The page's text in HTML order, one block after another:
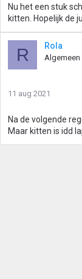
Nu het een stuk
kitten. Hopelijk de
R Rola
11 aug 2021
Na de volgende
Maar kitten is idd